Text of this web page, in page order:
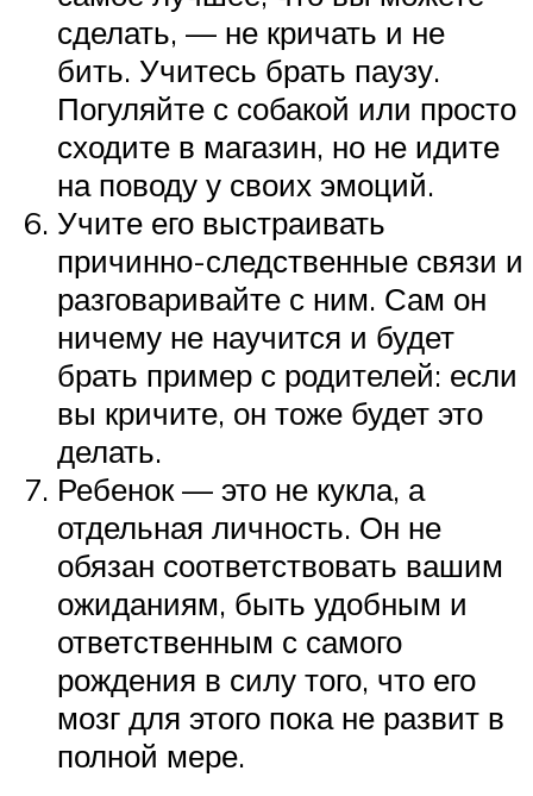
сделать, — не кричать и не
бить. Учитесь брать паузу.
Погуляйте с собакой или просто
сходите в магазин, но не идите
на поводу у своих эмоций.
Учите его выстраивать
причинно-следственные связи и
разговаривайте с ним. Сам он
ничему не научится и будет
брать пример с родителей: если
вы кричите, он тоже будет это
делать.
Ребенок — это не кукла, а
отдельная личность. Он не
обязан соответствовать вашим
ожиданиям, быть удобным и
ответственным с самого
рождения в силу того, что его
мозг для этого пока не развит в
полной мере.